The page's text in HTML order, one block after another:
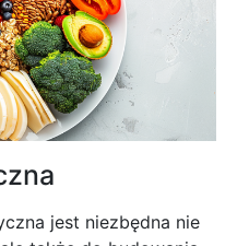
jest niezbędna nie